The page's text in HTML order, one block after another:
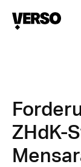
ZHdK-